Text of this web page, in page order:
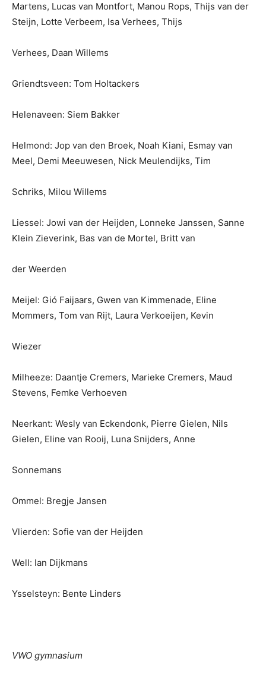
Martens, Lucas van Montfort, Manou Rops, Thijs van der
Steijn, Lotte Verbeem, Isa Verhees, Thijs
Verhees, Daan Willems
Griendtsveen: Tom Holtackers
Helenaveen: Siem Bakker
Helmond: Jop van den Broek, Noah Kiani, Esmay van
Meel, Demi Meeuwesen, Nick Meulendijks, Tim
Schriks, Milou Willems
Liessel: Jowi van der Heijden, Lonneke Janssen, Sanne
Klein Zieverink, Bas van de Mortel, Britt van
der Weerden
Meijel: Gió Faijaars, Gwen van Kimmenade, Eline
Mommers, Tom van Rijt, Laura Verkoeijen, Kevin
Wiezer
Milheeze: Daantje Cremers, Marieke Cremers, Maud
Stevens, Femke Verhoeven
Neerkant: Wesly van Eckendonk, Pierre Gielen, Nils
Gielen, Eline van Rooij, Luna Snijders, Anne
Sonnemans
Ommel: Bregje Jansen
Vlierden: Sofie van der Heijden
Well: Ian Dijkmans
Ysselsteyn: Bente Linders
VWO gymnasium